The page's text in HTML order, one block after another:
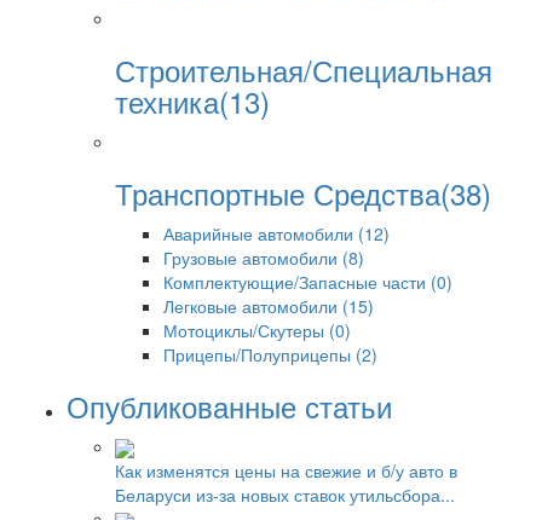
Строительная/Специальная
техника(13)
Транспортные Средства(38)
Аварийные автомобили (12)
Грузовые автомобили (8)
Комплектующие/Запасные части (0)
Легковые автомобили (15)
Мотоциклы/Скутеры (0)
Прицепы/Полуприцепы (2)
Опубликованные статьи
Как изменятся цены на свежие и б/у авто в
Беларуси из-за новых ставок утильсбора...